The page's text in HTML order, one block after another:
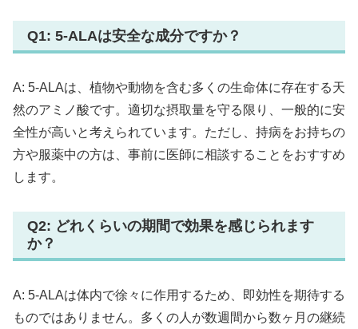
Q1: 5-ALAは安全な成分ですか？
A: 5-ALAは、植物や動物を含む多くの生命体に存在する天
然のアミノ酸です。適切な摂取量を守る限り、一般的に安
全性が高いと考えられています。ただし、持病をお持ちの
方や服薬中の方は、事前に医師に相談することをおすすめ
します。
Q2: どれくらいの期間で効果を感じられます
か？
A: 5-ALAは体内で徐々に作用するため、即効性を期待する
ものではありません。多くの人が数週間から数ヶ月の継続